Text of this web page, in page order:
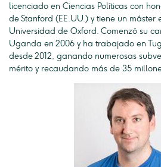
licenciado en Ciencias Políticas con
de Stanford (EE.UU.) y tiene un máster
Universidad de Oxford. Comenzó su
Uganda en 2006 y ha trabajado en
desde 2012, ganando numerosas
mérito y recaudando más de 35